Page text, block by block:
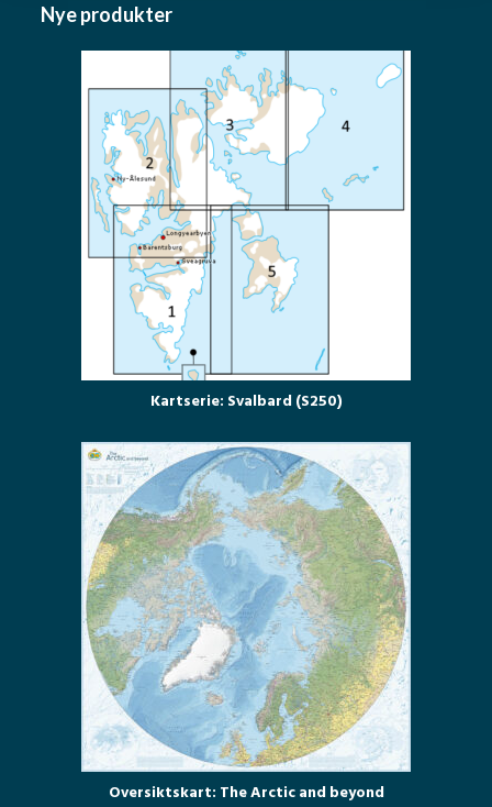
Nye produkter
Kartserie: Svalbard (S250)
Oversiktskart: The Arctic and beyond